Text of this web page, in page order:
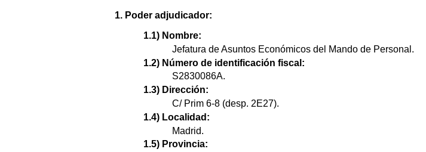
1. Poder adjudicador:
1.1) Nombre:
Jefatura de Asuntos Económicos del Mando de Personal.
1.2) Número de identificación fiscal:
S2830086A.
1.3) Dirección:
C/ Prim 6-8 (desp. 2E27).
1.4) Localidad:
Madrid.
1.5) Provincia: